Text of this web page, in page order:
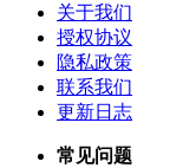
关于我们
授权协议
隐私政策
联系我们
更新日志
常见问题